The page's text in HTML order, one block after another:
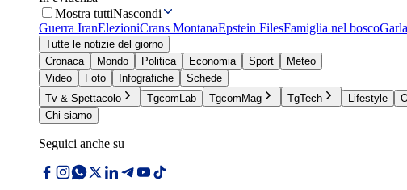
Mostra tuttiNascondi
Guerra IranElezioniCrans MontanaEpstein FilesFamiglia nel bosco
Tutte le notizie del giorno
Cronaca
Mondo Politica Economia Sport
Meteo
Video
Foto Infografiche
Schede
Tv & Spettacolo
TgcomLab TgcomMag TgTech Lifestyle
Chi siamo
Seguici anche su